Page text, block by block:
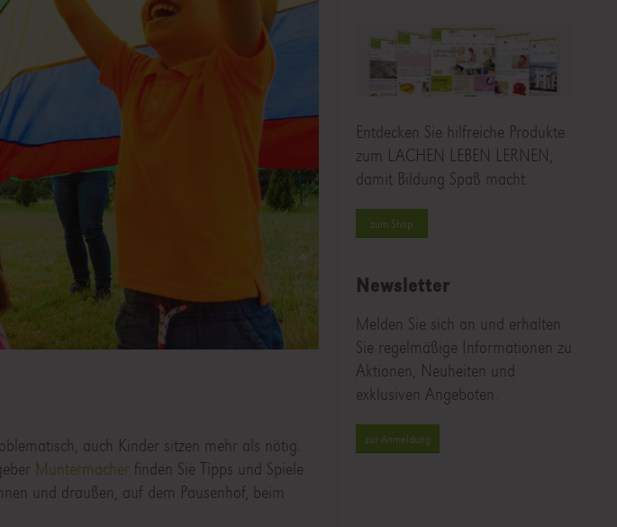
auch Kinder sitzen mehr als nötig.
Muntermacher finden Sie Tipps und Spiele
und draußen, auf dem Pausenhof, beim
Entdecken Sie hilfreiche Produkte
zum LACHEN LEBEN LERNEN,
damit Bildung Spaß macht.
zum Shop
Newsletter
Melden Sie sich an und erhalten
Sie regelmäßige Informationen zu
Aktionen, Neuheiten und
exklusiven Angeboten.
zur Anmeldung